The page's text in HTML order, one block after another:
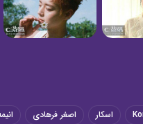
اسکار اصغر فرهادی